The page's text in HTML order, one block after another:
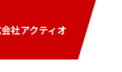
社アクティオ